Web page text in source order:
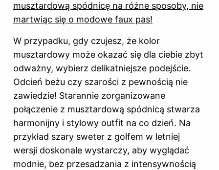
musztardową spódnicę na różne sposoby, nie
martwiąc się o modowe faux pas!
W przypadku, gdy czujesz, że kolor
musztardowy może okazać się dla ciebie zbyt
odważny, wybierz delikatniejsze podejście.
Odcień beżu czy szarości z pewnością nie
zawiedzie! Starannie zorganizowane
połączenie z musztardową spódnicą stwarza
harmonijny i stylowy outfit na co dzień. Na
przykład szary sweter z golfem w letniej
wersji doskonale wystarczy, aby wyglądać
modnie, bez przesadzania z intensywnością